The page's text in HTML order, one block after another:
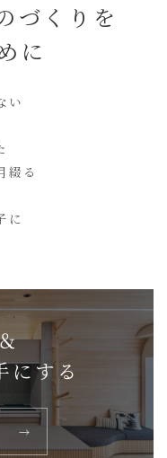
づくりを
に
い
綴る
に
にする
→